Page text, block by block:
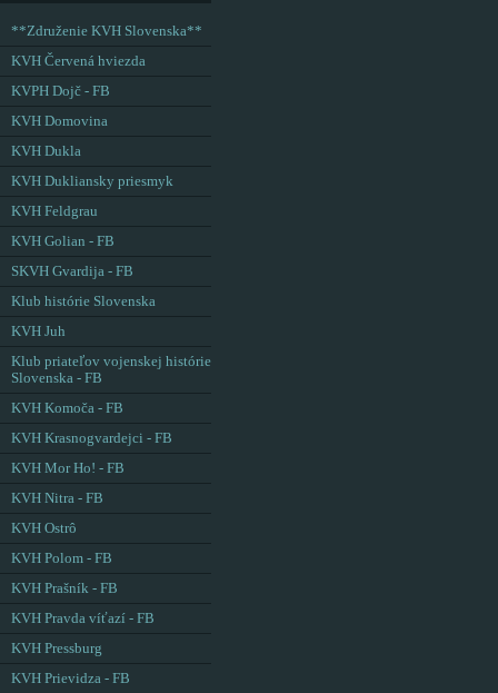
**Združenie KVH Slovenska**
KVH Červená hviezda
KVPH Dojč - FB
KVH Domovina
KVH Dukla
KVH Dukliansky priesmyk
KVH Feldgrau
KVH Golian - FB
SKVH Gvardija - FB
Klub histórie Slovenska
KVH Juh
Klub priateľov vojenskej histórie
Slovenska - FB
KVH Komoča - FB
KVH Krasnogvardejci - FB
KVH Mor Ho! - FB
KVH Nitra - FB
KVH Ostrô
KVH Polom - FB
KVH Prašník - FB
KVH Pravda víťazí - FB
KVH Pressburg
KVH Prievidza - FB